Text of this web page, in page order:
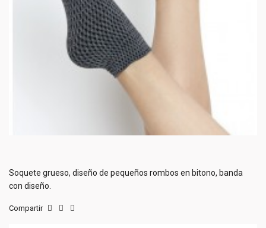
Soquete grueso, diseño de pequeños rombos en bitono, banda
con diseño.
Compartir